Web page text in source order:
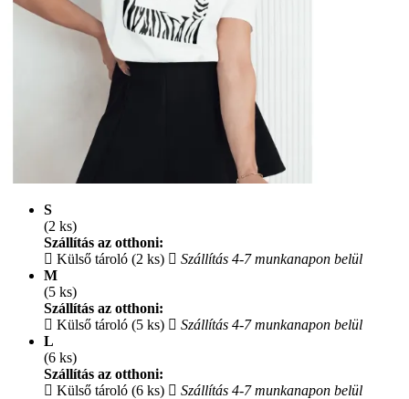
S
(2 ks)
Szállítás az otthoni:
Külső tároló (2 ks)
Szállítás 4-7 munkanapon belül
M
(5 ks)
Szállítás az otthoni:
Külső tároló (5 ks)
Szállítás 4-7 munkanapon belül
L
(6 ks)
Szállítás az otthoni:
Külső tároló (6 ks)
Szállítás 4-7 munkanapon belül